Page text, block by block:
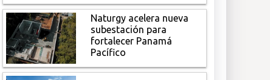
Naturgy acelera nueva
subestación para
fortalecer Panamá
Pacífico